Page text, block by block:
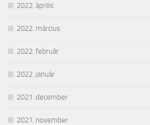
2022. április
2022. március
2022. február
2022. január
2021. december
2021. november